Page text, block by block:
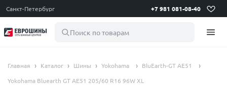
Санкт-Петербург +7 981 081-08-40
Поиск по товарам
Главная Каталог Шины Yokohama
BluEarth-GT AE51
Yokohama Bluearth GT AE51 205/60 R16 96W XL